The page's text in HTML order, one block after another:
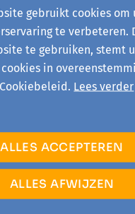
1 – de
leeft verder in het heden en
Maar niet alle
gebruikt cookies om
te verbeteren.
te gebruiken, stemt
in
Lees verder
ALLES ACCEPTEREN
ALLES AFWIJZEN